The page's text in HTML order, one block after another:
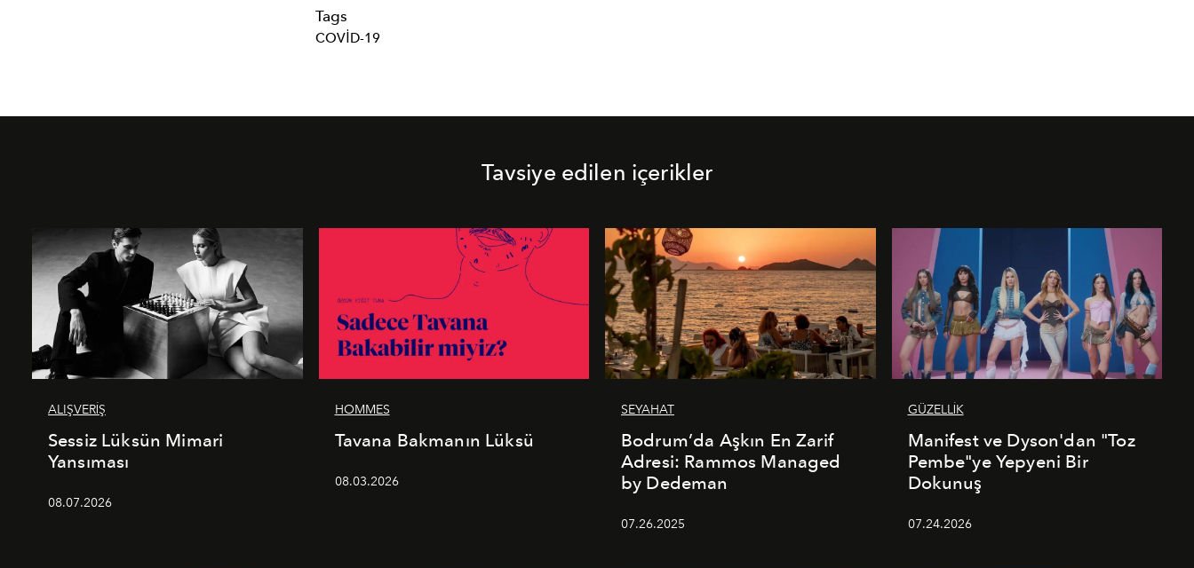
Tags
COVID-19
Tavsiye edilen içerikler
ALIŞVERİŞ
Sessiz Lüksün Mimari
Yansıması
08.07.2026
HOMMES
Tavana Bakmanın Lüksü
08.03.2026
SEYAHAT
Bodrum’da Aşkın En Zarif
Adresi: Rammos Managed
by Dedeman
07.26.2025
GÜZELLİK
Manifest ve Dyson'dan "Toz
Pembe"ye Yepyeni Bir
Dokunuş
07.24.2026